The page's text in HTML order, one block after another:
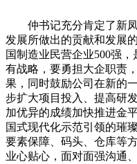
仲书记充分肯定了新
发展所做出的贡献和发展
国制造业民营企业500强，
有战略，要勇担大企职责
果，同时鼓励公司在新的
步扩大项目投入、提高研
加优异的成绩加快推进金
国式现代化示范引领的璀
要素保障、码头、仓库等
业心贴心，面对面强沟通